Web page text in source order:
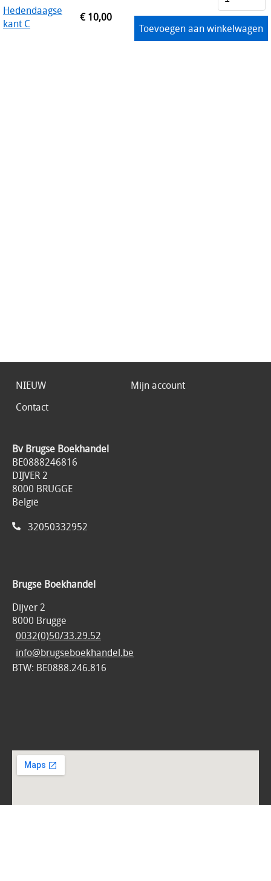
Hedendaagse
kant C
€ 10,00
Toevoegen aan winkelwagen
NIEUW
Mijn account
Contact
Bv Brugse Boekhandel
BE0888246816
DIJVER 2
8000 BRUGGE
België
32050332952
Brugse Boekhandel
Dijver 2
8000 Brugge
0032(0)50/33.29.52
info@brugseboekhandel.be
BTW: BE0888.246.816